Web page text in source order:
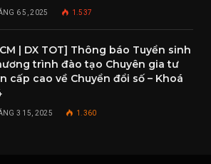
6 5, 2025 1.537
| DX TOT] Thông báo Tuyển sinh
trình đào tạo Chuyên gia tư
cấp cao về Chuyển đổi số – Khoá
3 15, 2025 1.360